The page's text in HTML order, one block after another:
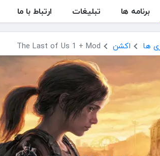
برنامه ها تبلیغات ارتباط با ما
ها اکشن The Last of Us 1 + Mod